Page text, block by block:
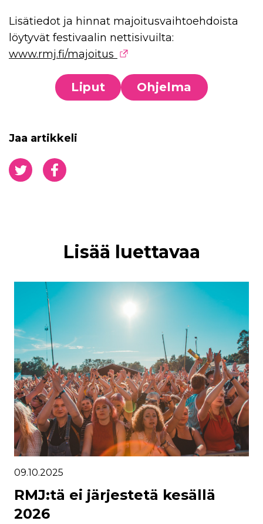
Lisätiedot ja hinnat majoitusvaihtoehdoista
löytyvät festivaalin nettisivuilta:
www.rmj.fi/majoitus
Liput Ohjelma
Jaa artikkeli
Jaa Twitterissä
Jaa Facebookissa
Lisää luettavaa
09.10.2025
RMJ:tä ei järjestetä kesällä
2026